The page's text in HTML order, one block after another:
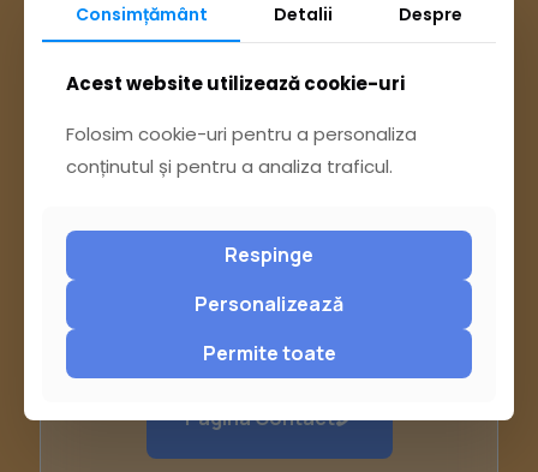
Ai întrebări? Accesează
Pagina Contact
Consimțământ Detalii Despre
Acest website utilizează cookie-uri
Folosim cookie-uri pentru a personaliza
conținutul și pentru a analiza traficul.
Respinge
Personalizează
Permite toate